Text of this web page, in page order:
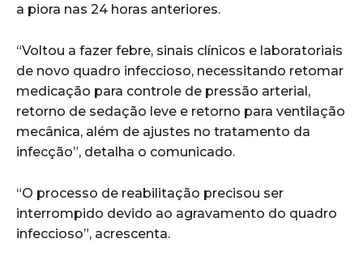
a piora nas 24 horas anteriores.
“Voltou a fazer febre, sinais clínicos e laboratoriais
de novo quadro infeccioso, necessitando retomar
medicação para controle de pressão arterial,
retorno de sedação leve e retorno para ventilação
mecânica, além de ajustes no tratamento da
infecção”, detalha o comunicado.
“O processo de reabilitação precisou ser
interrompido devido ao agravamento do quadro
infeccioso”, acrescenta.